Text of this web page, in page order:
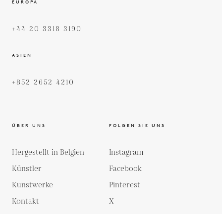
EUROPA
+44 20 3318 3190
ASIEN
+852 2652 4210
ÜBER UNS
Hergestellt in Belgien
Künstler
Kunstwerke
Kontakt
FOLGEN SIE UNS
Instagram
Facebook
Pinterest
X